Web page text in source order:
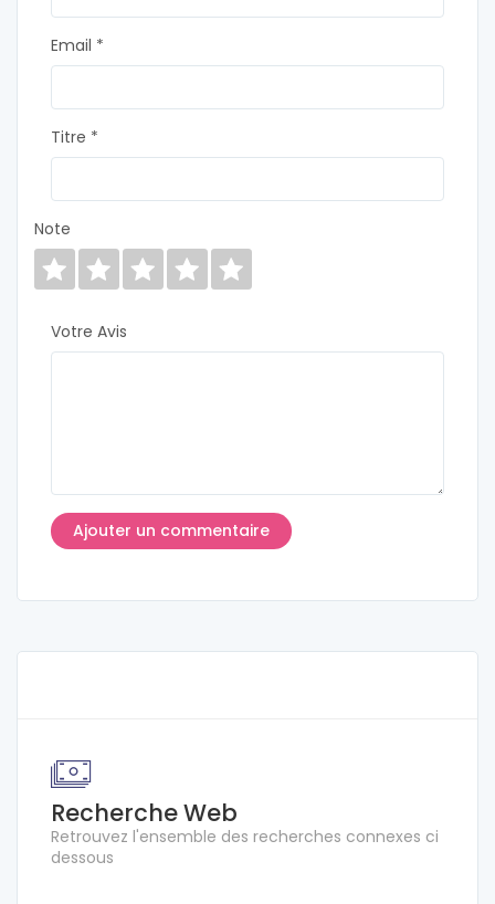
Email *
Titre *
Note
Votre Avis
Recherche Web
Retrouvez l'ensemble des recherches connexes ci
dessous